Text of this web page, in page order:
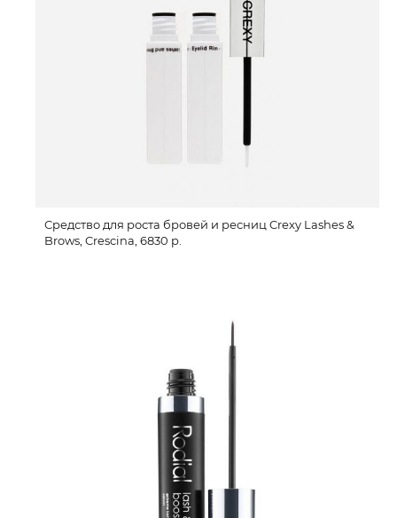
Средство для роста бровей и ресниц Crexy Lashes &
Brows, Crescina, 6830 р.